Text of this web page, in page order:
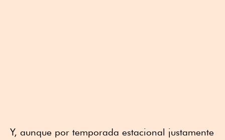
Y, aunque por temporada estacional justamente